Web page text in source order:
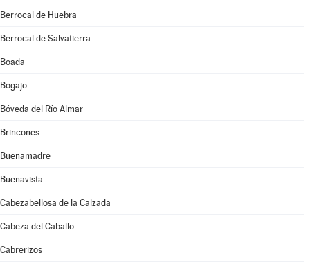
Berrocal de Huebra
Berrocal de Salvatierra
Boada
Bogajo
Bóveda del Río Almar
Brincones
Buenamadre
Buenavista
Cabezabellosa de la Calzada
Cabeza del Caballo
Cabrerizos